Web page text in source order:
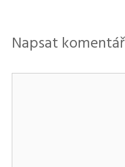
e
Napsat komentář